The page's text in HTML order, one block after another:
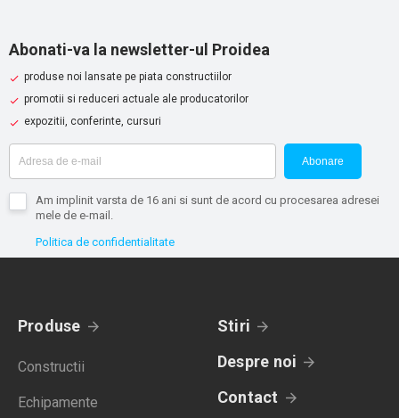
Abonati-va la newsletter-ul Proidea
produse noi lansate pe piata constructiilor
promotii si reduceri actuale ale producatorilor
expozitii, conferinte, cursuri
Abonare
Am implinit varsta de 16 ani si sunt de acord cu procesarea adresei
mele de e-mail.
Politica de confidentialitate
Produse
Constructii
Echipamente
Stiri
Despre noi
Contact